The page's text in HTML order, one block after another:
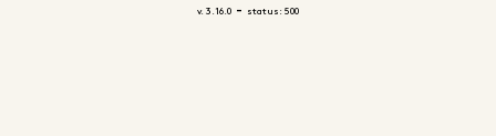
v. 3.16.0 - status: 500